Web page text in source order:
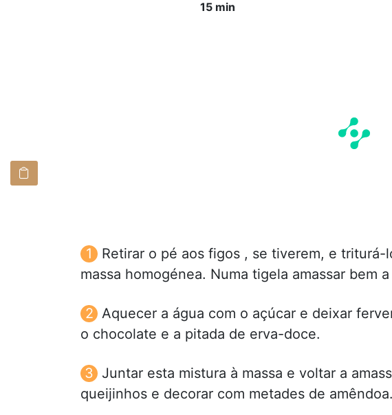
15 min
Retirar o pé aos figos , se tiverem, e
massa homogénea. Numa tigela amassar bem
Aquecer a água com o açúcar e deixar
o chocolate e a pitada de erva-doce.
Juntar esta mistura à massa e voltar a
queijinhos e decorar com metades de amêndoa.